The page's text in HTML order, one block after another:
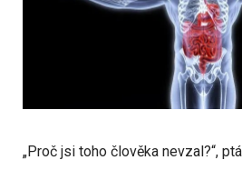
„Proč jsi toho člověka nevzal?“,